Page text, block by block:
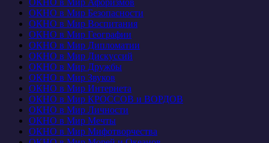
ОКНО в Мир Безопасности
ОКНО в Мир Воспитания
ОКНО в Мир Географии
ОКНО в Мир Дипломатии
ОКНО в Мир Дискуссий
ОКНО в Мир Дружбы
ОКНО в Мир Звуков
ОКНО в Мир Интернета
ОКНО в Мир КРОССОВ и ВОРДОВ
ОКНО в Мир Личности
ОКНО в Мир Мечты
ОКНО в Мир Мифотворчества